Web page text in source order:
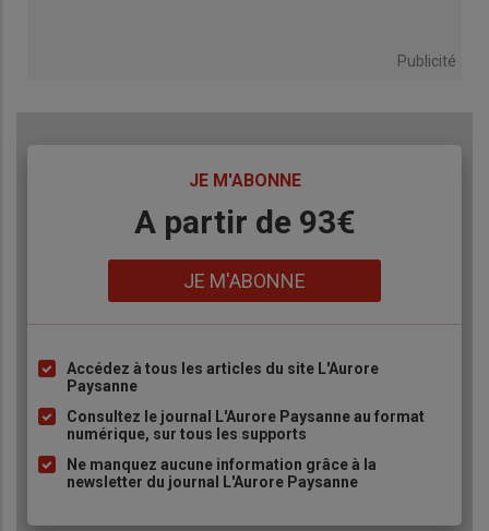
Publicité
JE M'ABONNE
A partir de 93€
JE M'ABONNE
Liste
puce
Accédez à tous les articles du site L'Aurore
Paysanne
Consultez le journal L'Aurore Paysanne au format
numérique, sur tous les supports
Ne manquez aucune information grâce à la
newsletter du journal L'Aurore Paysanne